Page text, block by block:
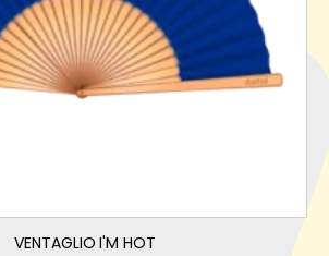
VENTAGLIO I'M HOT